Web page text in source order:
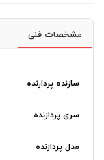
مشخصات فنی
سازنده پردازنده
سری پردازنده
مدل پردازنده